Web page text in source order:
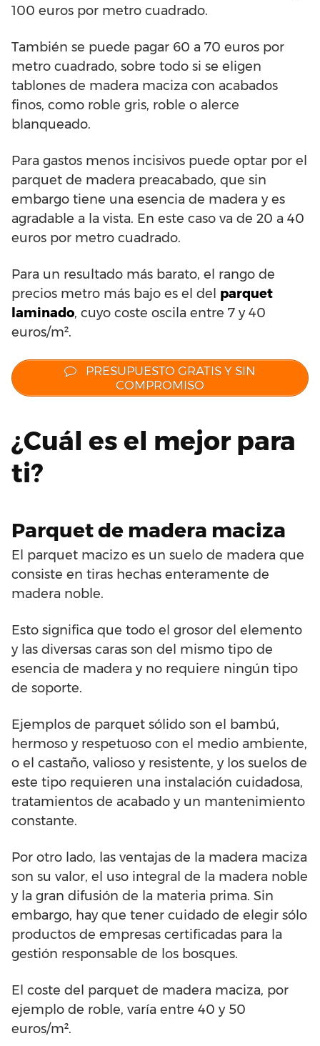
100 euros por metro cuadrado.
También se puede pagar 60 a 70 euros por
metro cuadrado, sobre todo si se eligen
tablones de madera maciza con acabados
finos, como roble gris, roble o alerce
blanqueado.
Para gastos menos incisivos puede optar por el
parquet de madera preacabado, que sin
embargo tiene una esencia de madera y es
agradable a la vista. En este caso va de 20 a 40
euros por metro cuadrado.
Para un resultado más barato, el rango de
precios metro más bajo es el del parquet
laminado, cuyo coste oscila entre 7 y 40
euros/m².
PRESUPUESTO GRATIS Y SIN
COMPROMISO
¿Cuál es el mejor para
ti?
Parquet de madera maciza
El parquet macizo es un suelo de madera que
consiste en tiras hechas enteramente de
madera noble.
Esto significa que todo el grosor del elemento
y las diversas caras son del mismo tipo de
esencia de madera y no requiere ningún tipo
de soporte.
Ejemplos de parquet sólido son el bambú,
hermoso y respetuoso con el medio ambiente,
o el castaño, valioso y resistente, y los suelos de
este tipo requieren una instalación cuidadosa,
tratamientos de acabado y un mantenimiento
constante.
Por otro lado, las ventajas de la madera maciza
son su valor, el uso integral de la madera noble
y la gran difusión de la materia prima. Sin
embargo, hay que tener cuidado de elegir sólo
productos de empresas certificadas para la
gestión responsable de los bosques.
El coste del parquet de madera maciza, por
ejemplo de roble, varía entre 40 y 50
euros/m².